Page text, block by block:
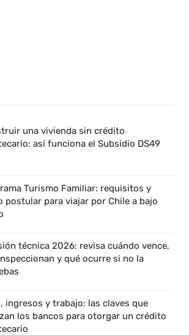
una vivienda sin crédito
así funciona el Subsidio DS49
Turismo Familiar: requisitos y
postular para viajar por Chile a bajo
técnica 2026: revisa cuándo vence,
y qué ocurre si no la
ingresos y trabajo: las claves que
los bancos para otorgar un crédito